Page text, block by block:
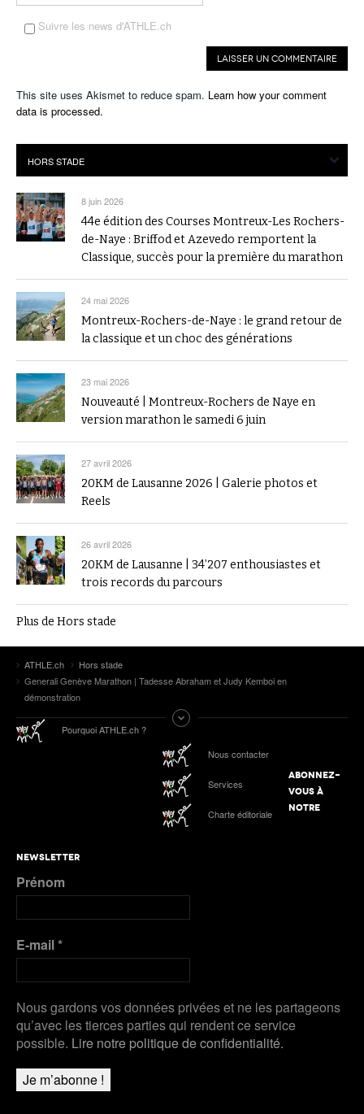
Suivre les news d'ATHLE.ch
This site uses Akismet to reduce spam. Learn how your comment
data is processed.
8 juin 2026
44e édition des Courses Montreux-Les Rochers-
de-Naye : Briffod et Azevedo remportent la
Classique, succès pour la première du marathon
24 mai 2026
Montreux-Rochers-de-Naye : le grand retour de
la classique et un choc des générations
23 mai 2026
Nouveauté | Montreux-Rochers de Naye en
version marathon le samedi 6 juin
27 avril 2026
20KM de Lausanne 2026 | Galerie photos et
Reels
26 avril 2026
20KM de Lausanne | 34’207 enthousiastes et
trois records du parcours
Plus de Hors stade
ATHLE.ch
Hors stade
Generali Genève Marathon | Tadesse Abraham et Judy Kemboi en
démonstration
Pourquoi ATHLE.ch ?
Nous contacter
Services
Charte éditoriale
ABONNEZ-
VOUS À
NOTRE
NEWSLETTER
Prénom
E-mail*
Nous gardons vos données privées et ne les partageons
qu’avec les tierces parties qui rendent ce service
possible. Lire notre politique de confidentialité.